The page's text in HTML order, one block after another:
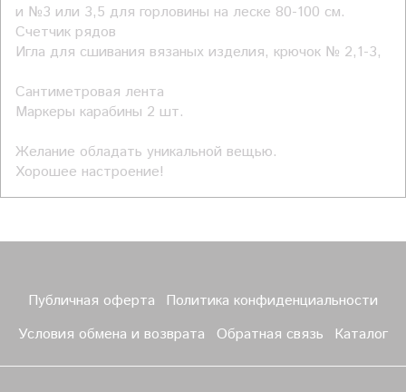
и №3 или 3,5 для горловины на леске 80-100 см.
Счетчик рядов
Игла для сшивания вязаных изделия, крючок № 2,1-3,
Сантиметровая лента
Маркеры карабины 2 шт.
Желание обладать уникальной вещью.
Хорошее настроение!
Публичная оферта
Политика конфиденциальности
Условия обмена и возврата
Обратная связь Каталог